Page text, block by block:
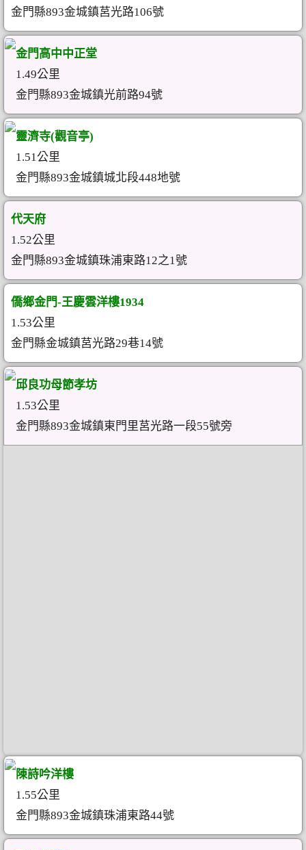
金門縣893金城鎮莒光路106號
金門高中中正堂
1.49公里
金門縣893金城鎮光前路94號
靈濟寺(觀音亭)
1.51公里
金門縣893金城鎮城北段448地號
代天府
1.52公里
金門縣893金城鎮珠浦東路12之1號
僑鄉金門-王慶雲洋樓1934
1.53公里
金門縣金城鎮莒光路29巷14號
邱良功母節孝坊
1.53公里
金門縣893金城鎮東門里莒光路一段55號旁
陳詩吟洋樓
1.55公里
金門縣893金城鎮珠浦東路44號